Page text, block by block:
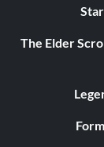
The Elder